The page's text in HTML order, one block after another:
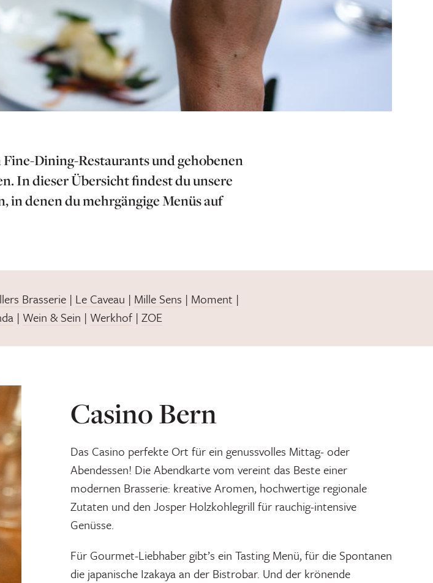
Dining-Restaurants und gehobenen
In dieser Übersicht findest du unsere
in denen du mehrgängige Menüs auf
Brasserie| Le Caveau | Mille Sens | Moment |
| Wein & Sein | Werkhof| ZOE
Casino Bern
Das Casino perfekte Ort für ein genussvolles Mittag- oder
Abendessen! Die Abendkarte vom vereint das Beste einer
modernen Brasserie: kreative Aromen, hochwertige regionale
Zutaten und den Josper Holzkohlegrill für rauchig-intensive
Genüsse.
Für Gourmet-Liebhaber gibt’s ein Tasting Menü, für die Spontanen
die japanische Izakaya an der Bistrobar. Und der krönende